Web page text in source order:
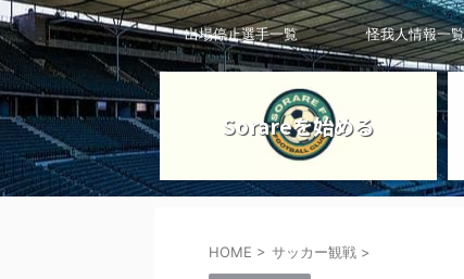
出場停止選手一覧 怪我人情報一覧
Sorareを始める
HOME > サッカー観戦 >